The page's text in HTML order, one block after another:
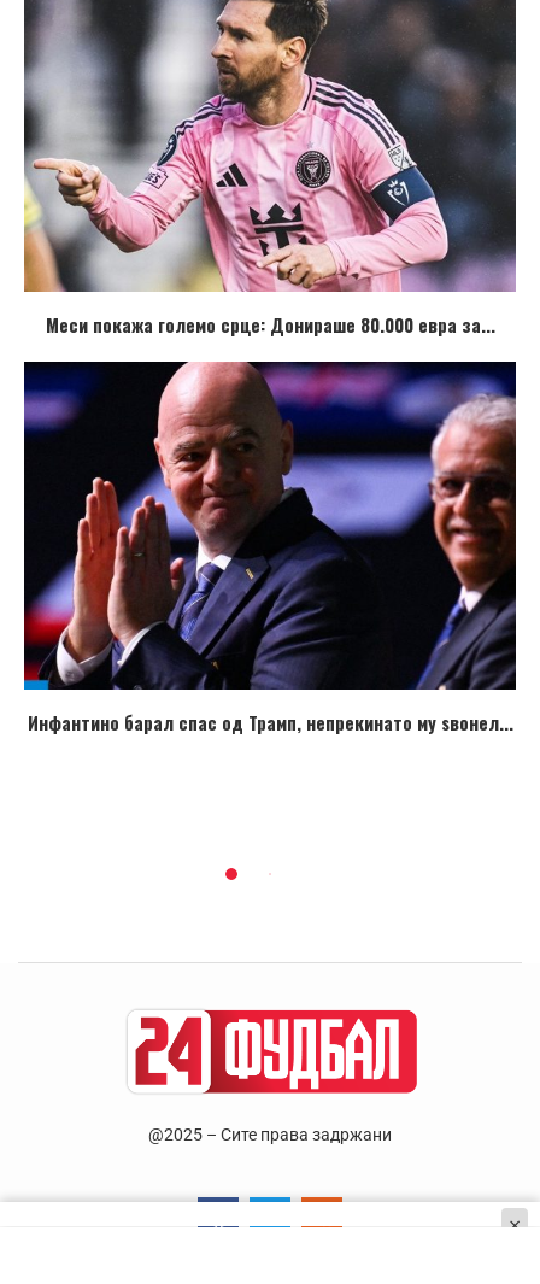
Меси покажа големо срце: Донираше 80.000 евра за...
Инфантино барал спас од Трамп, непрекинато му ѕвонел...
@2025 – Сите права задржани
×